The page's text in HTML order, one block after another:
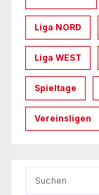
Liga NORD
Liga WEST
Spieltage
Vereinsligen